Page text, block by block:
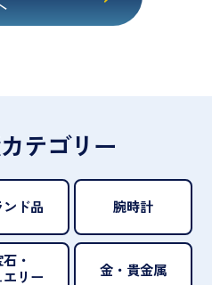
テゴリー
ンド品 腕時計
・
エリー
金・貴金属